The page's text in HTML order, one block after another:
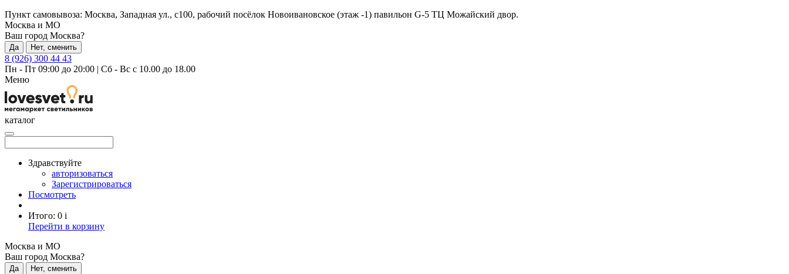
Пункт самовывоза: Москва, Западная ул., с100, рабочий посёлок Новоивановское (этаж -1) павильон G-5 ТЦ Можайский двор.
Москва и МО
Ваш город Москва?
Да Нет, сменить
8 (926) 300 44 43
Пн - Пт 09:00 до 20:00 | Сб - Вс с 10.00 до 18.00
Меню
каталог
Здравствуйте
авторизоваться
Зарегистрироваться
Посмотреть
Итого: 0 i
Перейти в корзину
Москва и МО
Ваш город Москва?
Да Нет, сменить